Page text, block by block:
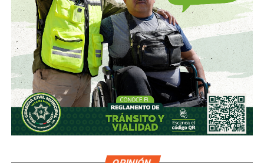
Esa conversión todavía no ocurre: se proyecta para 2027.
Azcárraga ha reducido considerablemente sus acciones
de la compañía, aunque conserva (vía un fideicomiso
familiar y una clase especial de acciones) el control formal
del voto de la empresa, independientemente de cuánto
capital tenga cada quien. En resumidas cuentas, aunque
Emilio Azcárraga tiene el poder de decisión,el mismo
financiero que reparte el control de El Realito con los
dos hombres más poderosos de Televisa está, al
mismo tiempo, camino a convertirse en el mayor